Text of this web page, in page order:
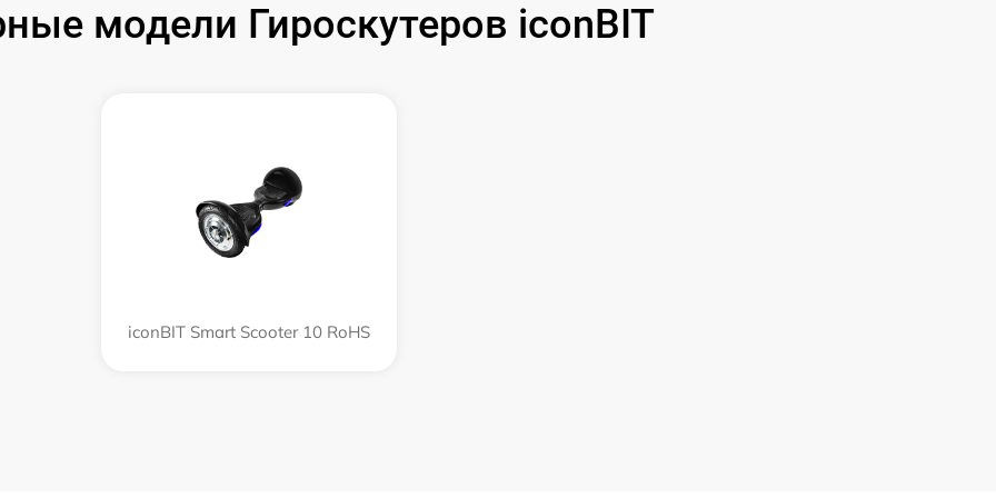
модели Гироскутеров iconBIT
iconBIT Smart Scooter 10 RoHS